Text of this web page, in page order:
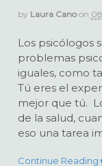
by Laura Cano on
Los psicólogos
problemas
iguales, como
Tú eres el
mejor que tú.
de la salud,
eso una tarea
Continue Reading